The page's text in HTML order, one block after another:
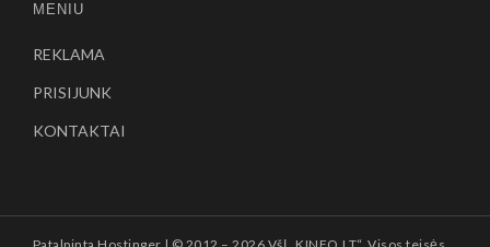
MENIU
REKLAMA
PRISIJUNK
KONTAKTAI